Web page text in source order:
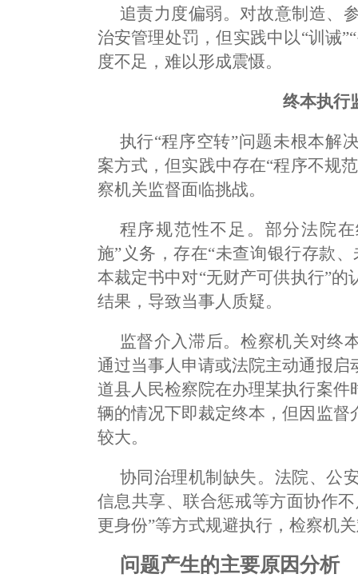
追责力度偏弱。对故意制造、
治安管理处罚，但实践中以“训诫
度不足，难以形成震慑。
终本执行
执行“程序空转”问题未根本解
案方式，但实践中存在“程序不规
察机关监督面临挑战。
程序规范性不足。部分法院
施”义务，存在“未查询银行存款
本裁定书中对“无财产可供执行”
结果，导致当事人质疑。
监督介入滞后。检察机关对终
通过当事人申请或法院主动通报
道县人民检察院在办理某执行案
辆的情况下即裁定终本，但因监
较大。
协同治理机制缺失。法院、公
信息共享、联合惩戒等方面协作
更身份”等方式规避执行，检察机
问题产生的主要原因分析